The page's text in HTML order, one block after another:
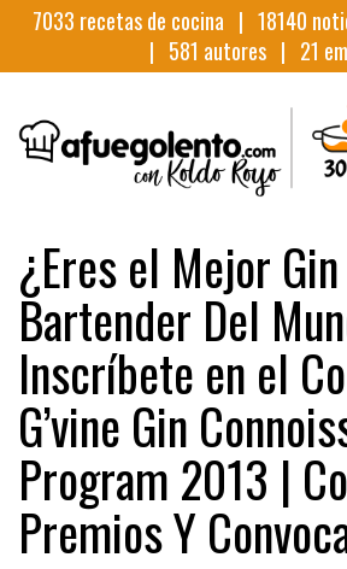
7033 recetas de cocina | 18140
| 581 autores | 21
¿Eres el Mejor Gin
Bartender Del
Inscríbete en el
G’vine Gin
Program 2013 |
Premios Y